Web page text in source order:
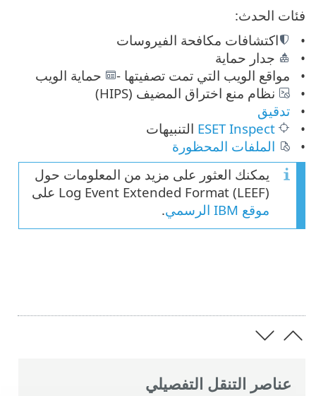
عناصر التنقل التفصيلي
فئات الحدث:
اكتشافات مكافحة الفيروسات
جدار حماية
مواقع الويب التي تمت تصفيتها -
حماية الويب
نظام منع اختراق المضيف (HIPS)
تدقيق
ESET Inspect التنبيهات
الملفات المحظورة
يمكنك العثور على مزيد من المعلومات حول
Log Event Extended Format (LEEF) على
موقع IBM الرسمي
.